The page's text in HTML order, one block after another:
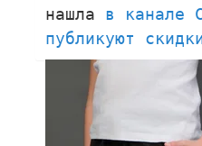
нашла в канале
публикуют